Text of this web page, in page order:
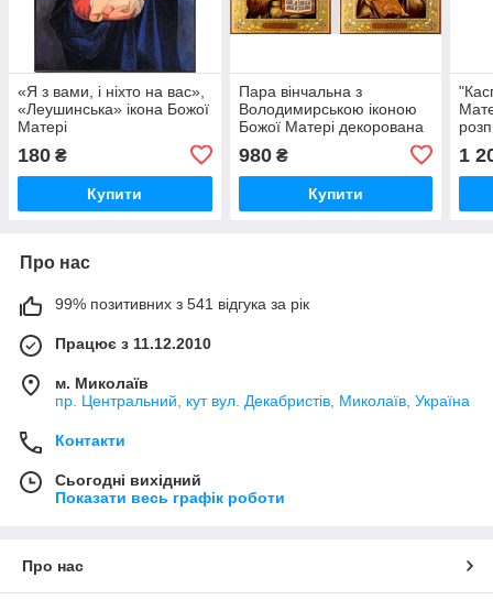
«Я з вами, і ніхто на вас»,
«Леушинська» ікона Божої
Матері
180 ₴
Купити
Пара вінчальна з
Володимирською іконою
Божої Матері декорована
980₴
Купити
1
Про нас
99% позитивних з 541 відгука за рік
Працює з 11.12.2010
м. Миколаїв
пр. Центральний, кут вул. Декабристів, Миколаїв, Україна
Контакти
Сьогодні вихідний
Показати весь графік роботи
Про нас